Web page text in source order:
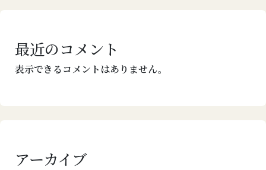
最近のコメント
表示できるコメントはありません。
アーカイブ